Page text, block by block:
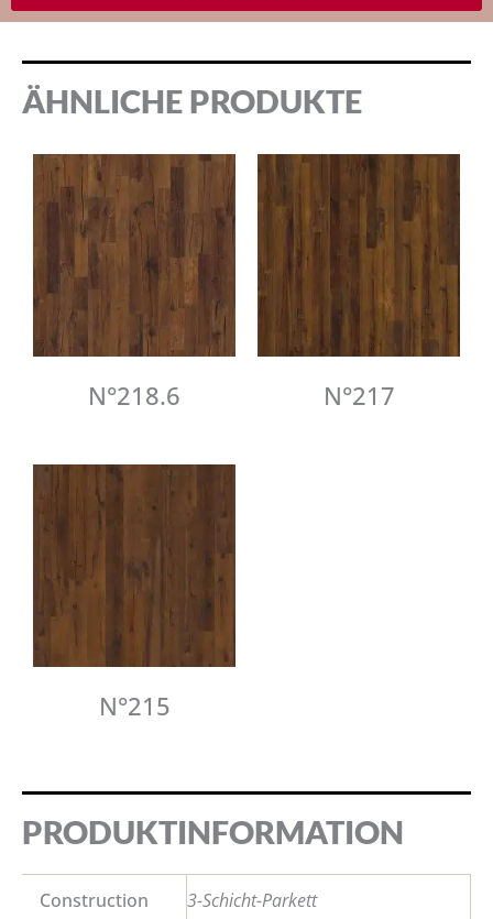
ÄHNLICHE PRODUKTE
N°218.6 N°217
N°215
PRODUKTINFORMATION
Construction 3-Schicht-Parkett